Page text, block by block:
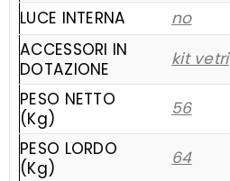
LUCE INTERNA
no
ACCESSORI IN
DOTAZIONE
kit vetri
PESO NETTO
(Kg)
56
PESO LORDO
(Kg)
64